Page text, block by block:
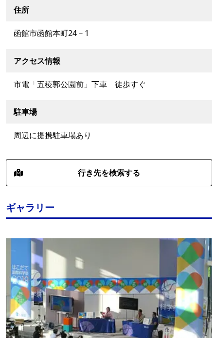
住所
函館市函館本町24－1
アクセス情報
市電「五稜郭公園前」下車 徒歩すぐ
駐車場
周辺に提携駐車場あり
行き先を検索する
ギャラリー